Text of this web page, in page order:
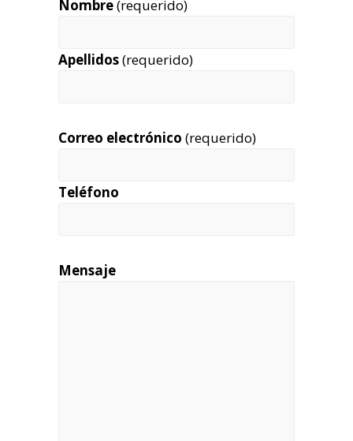
Nombre(requerido)
Apellidos(requerido)
Correo electrónico (requerido)
Teléfono
Mensaje